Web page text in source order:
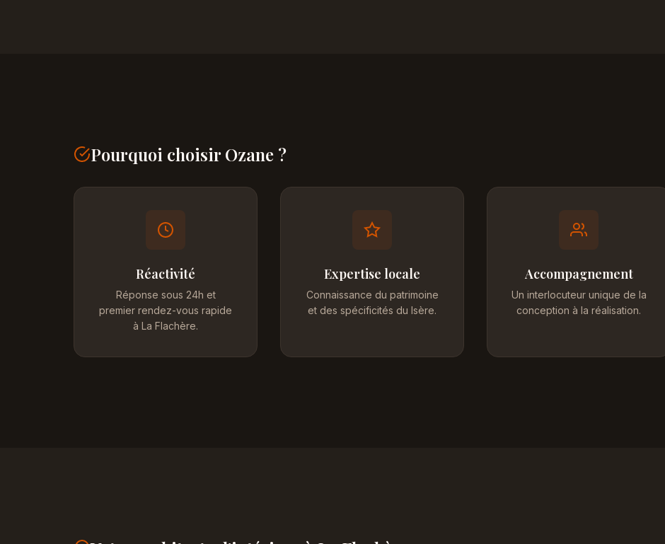
Pourquoi choisir Ozane ?
Réactivité
Réponse sous 24h et
premier rendez-vous rapide
à La Flachère.
Expertise locale
Connaissance du patrimoine
et des spécificités du Isère.
Accompagnement
Un interlocuteur unique de la
conception à la réalisation.